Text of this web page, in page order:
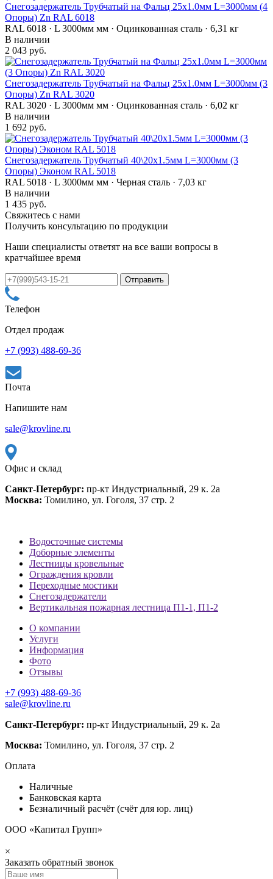
Снегозадержатель Трубчатый на Фальц 25х1.0мм L=3000мм (4
Опоры) Zn RAL 6018
RAL 6018 · L 3000мм мм · Оцинкованная сталь · 6,31 кг
В наличии
2 043 руб.
Снегозадержатель Трубчатый на Фальц 25х1.0мм L=3000мм (3
Опоры) Zn RAL 3020
RAL 3020 · L 3000мм мм · Оцинкованная сталь · 6,02 кг
В наличии
1 692 руб.
Снегозадержатель Трубчатый 40\20х1.5мм L=3000мм (3
Опоры) Эконом RAL 5018
RAL 5018 · L 3000мм мм · Черная сталь · 7,03 кг
В наличии
1 435 руб.
Свяжитесь с нами
Получить консультацию по продукции
Наши специалисты ответят на все ваши вопросы в
кратчайшее время
Телефон
Отдел продаж
+7 (993) 488-69-36
Почта
Напишите нам
sale@krovline.ru
Офис и склад
Санкт-Петербург: пр-кт Индустриальный, 29 к. 2а
Москва: Томилино, ул. Гоголя, 37 стр. 2
Водосточные системы
Доборные элементы
Лестницы кровельные
Ограждения кровли
Переходные мостики
Снегозадержатели
Вертикальная пожарная лестница П1-1, П1-2
О компании
Услуги
Информация
Фото
Отзывы
+7 (993) 488-69-36
sale@krovline.ru
Санкт-Петербург: пр-кт Индустриальный, 29 к. 2а
Москва: Томилино, ул. Гоголя, 37 стр. 2
Оплата
Наличные
Банковская карта
Безналичный расчёт (счёт для юр. лиц)
ООО «Капитал Групп»
×
Заказать обратный звонок